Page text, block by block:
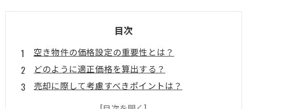
目次
空き物件の価格設定の重要性とは？
どのように適正価格を算出する？
売却に際して考慮すべきポイントは？
売却のポイントとなるマーケティング戦略とは？